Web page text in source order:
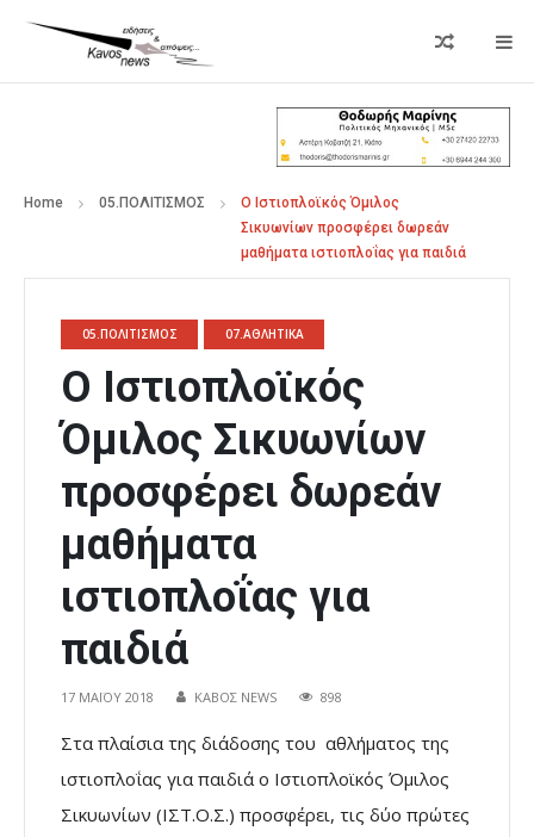
Home 05.ΠΟΛΙΤΙΣΜΟΣ
Ο Ιστιοπλοϊκός Όμιλος
Σικυωνίων προσφέρει δωρεάν
μαθήματα ιστιοπλοΐας για παιδιά
05.ΠΟΛΙΤΙΣΜΟΣ 07.ΑΘΛΗΤΙΚΑ
Ο Ιστιοπλοϊκός
Όμιλος Σικυωνίων
προσφέρει δωρεάν
μαθήματα
ιστιοπλοΐας για
παιδιά
17 ΜΑΪ́ΟΥ 2018 ΚΑΒΟΣ NEWS 898
Στα πλαίσια της διάδοσης του αθλήματος της
ιστιοπλοΐας για παιδιά ο Ιστιοπλοϊκός Όμιλος
Σικυωνίων (ΙΣΤ.Ο.Σ.) προσφέρει, τις δύο πρώτες